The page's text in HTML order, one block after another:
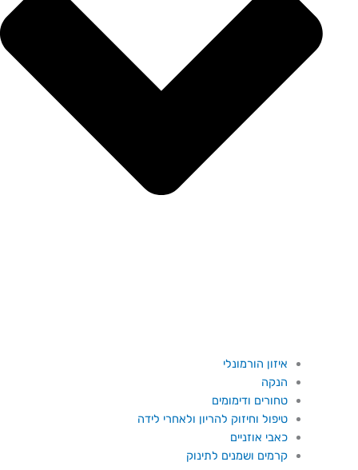
איזון הורמונלי
הנקה
טחורים ודימומים
טיפול וחיזוק להריון ולאחרי לידה
כאבי אוזניים
קרמים ושמנים לתינוק